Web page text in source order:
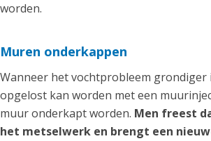
worden.
Muren onderkappen
Wanneer het vochtprobleem grondiger
opgelost kan worden met een
muur onderkapt worden. Men freest
het metselwerk en brengt een